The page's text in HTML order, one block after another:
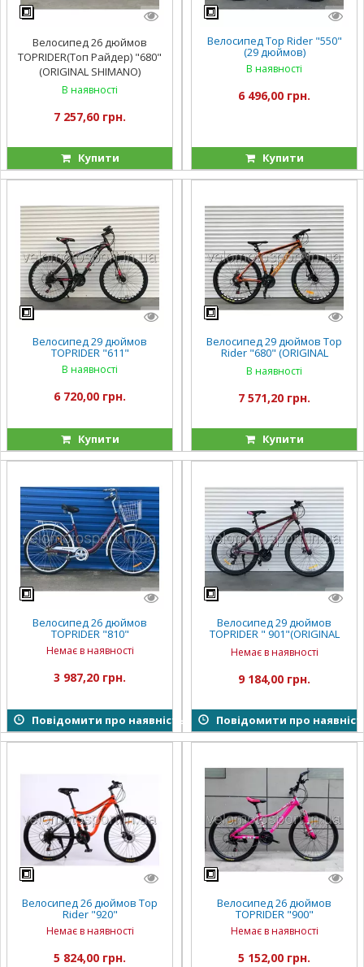
Велосипед 26 дюймов
TOPRIDER(Топ Райдер) "680"
(ORIGINAL SHIMANO)
В наявності
7 257,60 грн.
Купити
Велосипед Top Rider "550"
(29 дюймов)
В наявності
6 496,00 грн.
Купити
Велосипед 29 дюймов
TOPRIDER "611"
В наявності
6 720,00 грн.
Купити
Велосипед 29 дюймов Top
Rider "680" (ORIGINAL
SHIMANO)
В наявності
7 571,20 грн.
Купити
Велосипед 26 дюймов
TOPRIDER "810"
Немає в наявності
3 987,20 грн.
Повідомити про наявність
Велосипед 29 дюймов
TOPRIDER " 901"(ORIGINAL
Немає в наявності
9 184,00 грн.
Повідомити про
Велосипед 26 дюймов Top
Rider "920"
Немає в наявності
5 824,00 грн.
Велосипед 26 дюймов
TOPRIDER "900"
Немає в наявності
5 152,00 грн.